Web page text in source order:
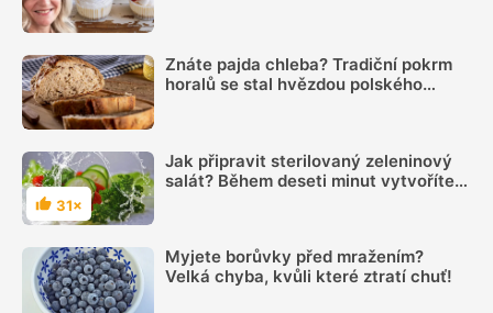
Znáte pajda chleba? Tradiční pokrm
horalů se stal hvězdou polského
Hodnocení
31×
Jak připravit sterilovaný zeleninový
salát? Během deseti minut vytvoříte
Myjete borůvky před mražením?
Velká chyba, kvůli které ztratí chuť!